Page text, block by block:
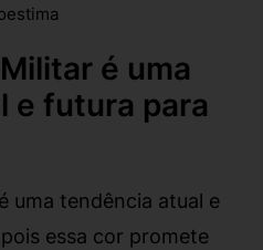
é uma
e futura para
uma tendência atual e
essa cor promete